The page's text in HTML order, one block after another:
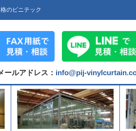
のビニテック
ールアドレス： info@pij-